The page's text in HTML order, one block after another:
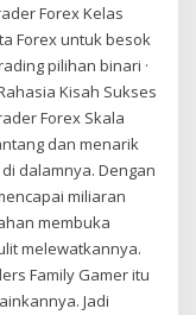
Forex Kelas
Forex untuk besok
pilihan binari ·
Kisah Sukses
Forex Skala
dan menarik
dalamnya. Dengan
miliaran
membuka
melewatkannya.
Family Gamer itu
Jadi